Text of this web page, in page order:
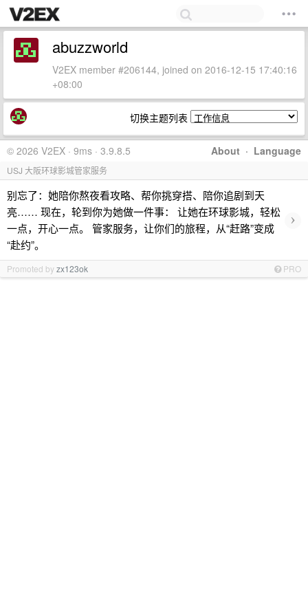
abuzzworld
V2EX member #206144, joined on 2016-12-15 17:40:16
+08:00
切换主题列表
About · Language
© 2026 V2EX · 9ms · 3.9.8.5
USJ 大阪环球影城管家服务
别忘了：她陪你熬夜看攻略、帮你挑穿搭、陪你追剧到天
亮…… 现在，轮到你为她做一件事： 让她在环球影城，轻松
一点，开心一点。 管家服务，让你们的旅程，从“赶路”变成
“赴约”。
›
Promoted byzx123ok PRO